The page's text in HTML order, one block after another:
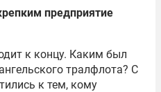
предприятие
к концу. Каким был
тралфлота? С
к тем, кому